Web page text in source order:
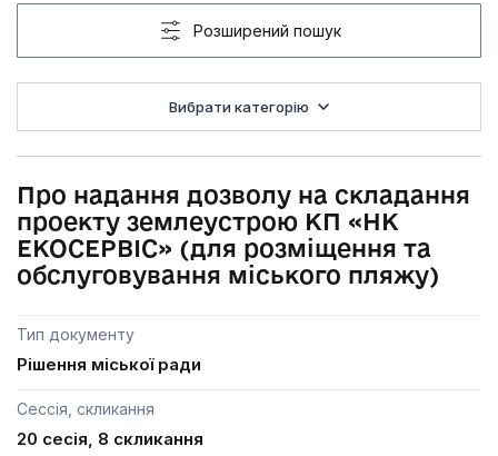
Розширений пошук
Вибрати категорію
Про надання дозволу на складання
проекту землеустрою КП «НК
ЕКОСЕРВІС» (для розміщення та
обслуговування міського пляжу)
Тип документу
Рішення міської ради
Сессія, скликання
20 сесія, 8 скликання